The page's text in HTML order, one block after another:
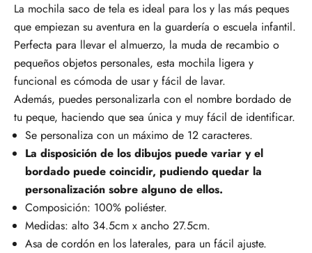
La mochila saco de tela es ideal para los y las más peques
que empiezan su aventura en la guardería o escuela infantil.
Perfecta para llevar el almuerzo, la muda de recambio o
pequeños objetos personales, esta mochila ligera y
funcional es cómoda de usar y fácil de lavar.
Además, puedes personalizarla con el nombre bordado de
tu peque, haciendo que sea única y muy fácil de identificar.
Se personaliza con un máximo de 12 caracteres.
La disposición de los dibujos puede variar y el
bordado puede coincidir, pudiendo quedar la
personalización sobre alguno de ellos.
Composición: 100% poliéster.
Medidas: alto 34.5cm x ancho 27.5cm.
Asa de cordón en los laterales, para un fácil ajuste.